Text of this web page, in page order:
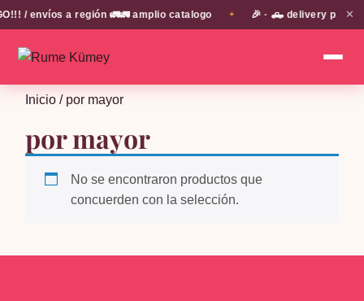
/ envíos a región 🚛🚛 amplio catalogo 🎉 · 🛻 delivery propio
✕
Inicio / por mayor
por mayor
No se encontraron productos que
concuerden con la selección.